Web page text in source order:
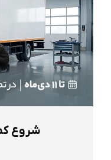
شروع